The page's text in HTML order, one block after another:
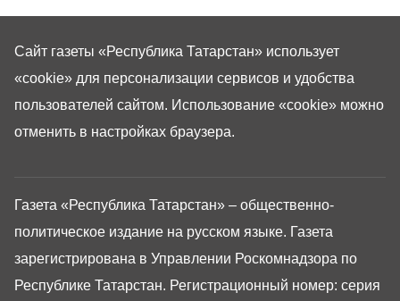
Газета «Республика Татарстан» – общественно-
политическое издание на русском языке. Газета
зарегистрирована в Управлении Роскомнадзора по
Республике Татарстан. Регистрационный номер: серия
Сайт газеты «Республика Татарстан» использует
«cookie» для персонализации сервисов и удобства
пользователей сайтом. Использование «cookie» можно
отменить в настройках браузера.